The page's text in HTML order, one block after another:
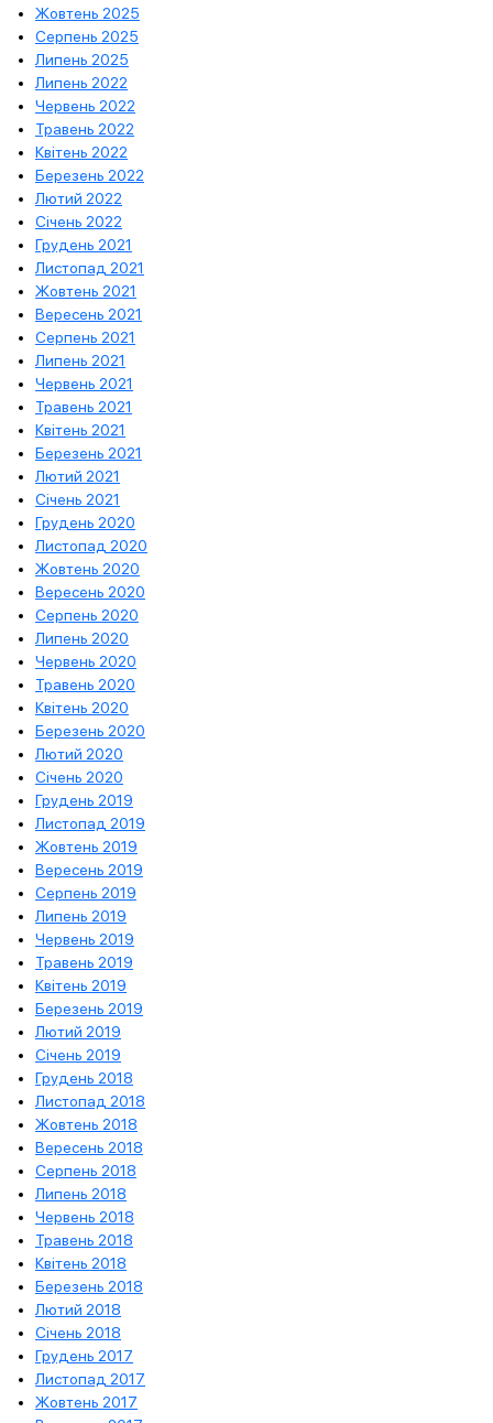
Жовтень 2025
Серпень 2025
Липень 2025
Липень 2022
Червень 2022
Травень 2022
Квітень 2022
Березень 2022
Лютий 2022
Січень 2022
Грудень 2021
Листопад 2021
Жовтень 2021
Вересень 2021
Серпень 2021
Липень 2021
Червень 2021
Травень 2021
Квітень 2021
Березень 2021
Лютий 2021
Січень 2021
Грудень 2020
Листопад 2020
Жовтень 2020
Вересень 2020
Серпень 2020
Липень 2020
Червень 2020
Травень 2020
Квітень 2020
Березень 2020
Лютий 2020
Січень 2020
Грудень 2019
Листопад 2019
Жовтень 2019
Вересень 2019
Серпень 2019
Липень 2019
Червень 2019
Травень 2019
Квітень 2019
Березень 2019
Лютий 2019
Січень 2019
Грудень 2018
Листопад 2018
Жовтень 2018
Вересень 2018
Серпень 2018
Липень 2018
Червень 2018
Травень 2018
Квітень 2018
Березень 2018
Лютий 2018
Січень 2018
Грудень 2017
Листопад 2017
Жовтень 2017